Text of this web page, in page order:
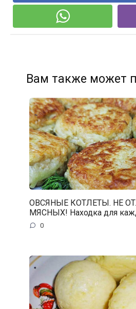
Вам также может
ОВСЯНЫЕ КОТЛЕТЫ. НЕ
МЯСНЫХ! Находка для
0